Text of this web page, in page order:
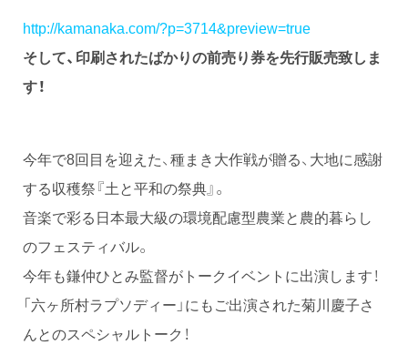
http://kamanaka.com/?p=3714&preview=true
そして、印刷されたばかりの前売り券を先行販売致しま
す！
今年で8回目を迎えた、種まき大作戦が贈る、大地に感謝
する収穫祭『土と平和の祭典』。
音楽で彩る日本最大級の環境配慮型農業と農的暮らし
のフェスティバル。
今年も鎌仲ひとみ監督がトークイベントに出演します！
「六ヶ所村ラプソディー」にもご出演された菊川慶子さ
んとのスペシャルトーク！